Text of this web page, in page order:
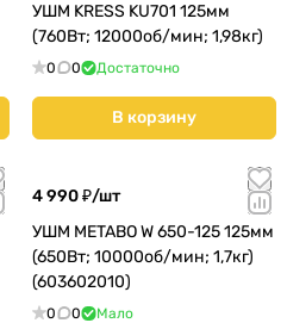
УШМ KRESS KU701 125мм
(760Вт; 12000об/мин; 1,98кг)
0 0 Достаточно
В корзину
4 990 ₽/шт
УШМ METABO W 650-125 125мм
(650Вт; 10000об/мин; 1,7кг)
(603602010)
0 0 Мало